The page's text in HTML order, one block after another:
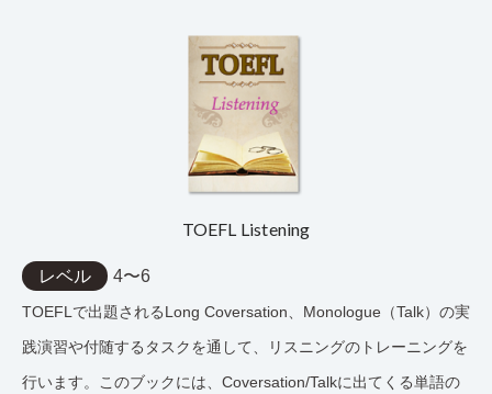
TOEFL Listening
レベル 4〜6
TOEFLで出題されるLong Coversation、Monologue（Talk）の実
践演習や付随するタスクを通して、リスニングのトレーニングを
行います。このブックには、Coversation/Talkに出てくる単語の